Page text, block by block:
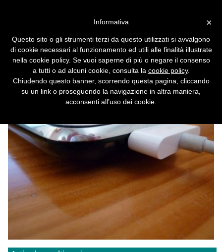
rovina la batteria: bufala
11 bufale hi-tech a cui molti continuano a
credere.
×
Informativa
Questo sito o gli strumenti terzi da questo utilizzati si avvalgono
di cookie necessari al funzionamento ed utili alle finalità illustrate
nella cookie policy. Se vuoi saperne di più o negare il consenso
a tutti o ad alcuni cookie, consulta la cookie policy.
Chiudendo questo banner, scorrendo questa pagina, cliccando
su un link o proseguendo la navigazione in altra maniera,
acconsenti all’uso dei cookie.